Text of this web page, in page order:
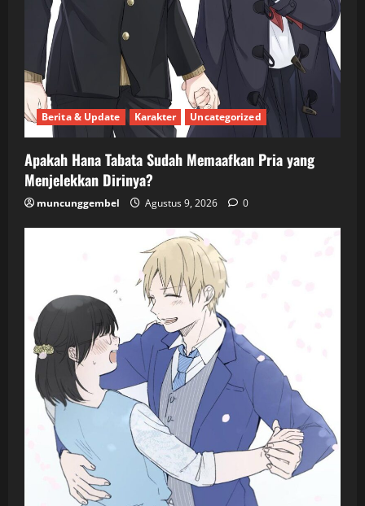
Berita & Update Karakter Uncategorized
Apakah Hana Tabata Sudah Memaafkan Pria yang
Menjelekkan Dirinya?
muncunggembel Agustus 9, 2026 0